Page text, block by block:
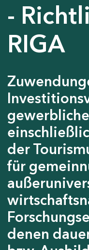
-
RIGA
der
für
denen